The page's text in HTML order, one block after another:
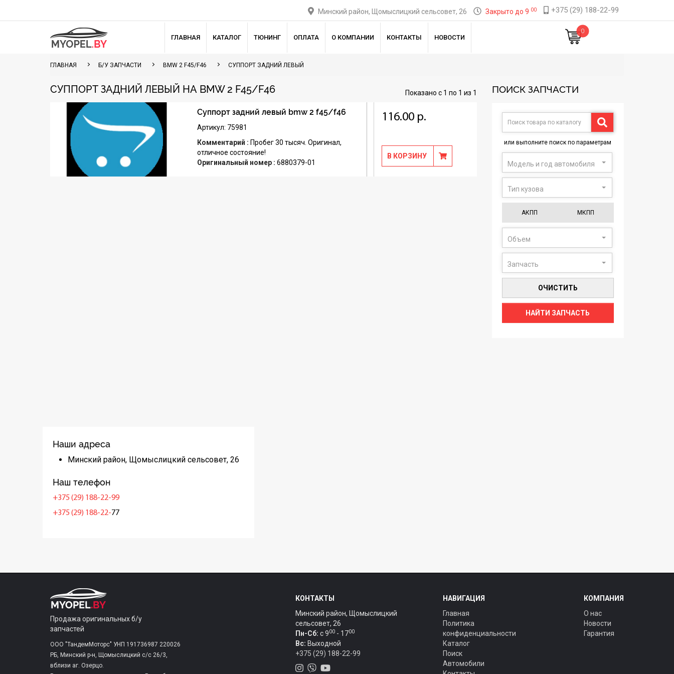
Минский район, Щомыслицкий сельсовет, 26 Закрыто до 9 00 +375 (29) 188-22-99
ГЛАВНАЯ КАТАЛОГ ТЮНИНГ ОПЛАТА О КОМПАНИИ КОНТАКТЫ НОВОСТИ
0
ГЛАВНАЯ Б/У ЗАПЧАСТИ BMW 2 F45/F46 СУППОРТ ЗАДНИЙ ЛЕВЫЙ
СУППОРТ ЗАДНИЙ ЛЕВЫЙ НА BMW 2 F45/F46 Показано с 1 по 1 из 1
Суппорт задний левый bmw 2 f45/f46
Артикул: 75981
Комментарий : Пробег 30 тысяч. Оригинал,
отличное состояние!
Оригинальный номер : 6880379-01
116.00 р.
В КОРЗИНУ
ПОИСК ЗАПЧАСТИ
или выполните поиск по параметрам
Модель и год автомобиля
Тип кузова
АКПП МКПП
Объем
Запчасть
ОЧИСТИТЬ
НАЙТИ ЗАПЧАСТЬ
Наши адреса
Минский район, Щомыслицкий сельсовет, 26
Наш телефон
+375 (29) 188-22-99
+375 (29) 188-22-77
Продажа оригинальных б/у
запчастей
ООО "ТандемМоторс" УНП 191736987 220026
РБ, Минский р-н, Щомыслицкий с/c 26/3,
вблизи аг. Озерцо.
КОНТАКТЫ
Минский район, Щомыслицкий
сельсовет, 26
Пн-Сб: c 900 - 1700
Вс: Выходной
+375 (29) 188-22-99
НАВИГАЦИЯ
Главная
Политика
конфиденциальности
Каталог
Поиск
Автомобили
КОМПАНИЯ
О нас
Новости
Гарантия